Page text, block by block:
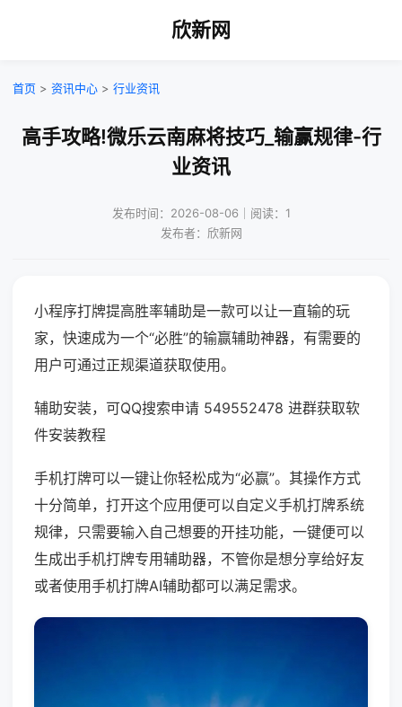
欣新网
首页 > 资讯中心 > 行业资讯
高手攻略!微乐云南麻将技巧_输赢规律-行
业资讯
发布时间：2026-08-06｜阅读：1
发布者：欣新网
小程序打牌提高胜率辅助是一款可以让一直输的玩
家，快速成为一个“必胜”的输赢辅助神器，有需要的
用户可通过正规渠道获取使用。
辅助安装，可QQ搜索申请 549552478 进群获取软
件安装教程
手机打牌可以一键让你轻松成为“必赢”。其操作方式
十分简单，打开这个应用便可以自定义手机打牌系统
规律，只需要输入自己想要的开挂功能，一键便可以
生成出手机打牌专用辅助器，不管你是想分享给好友
或者使用手机打牌AI辅助都可以满足需求。